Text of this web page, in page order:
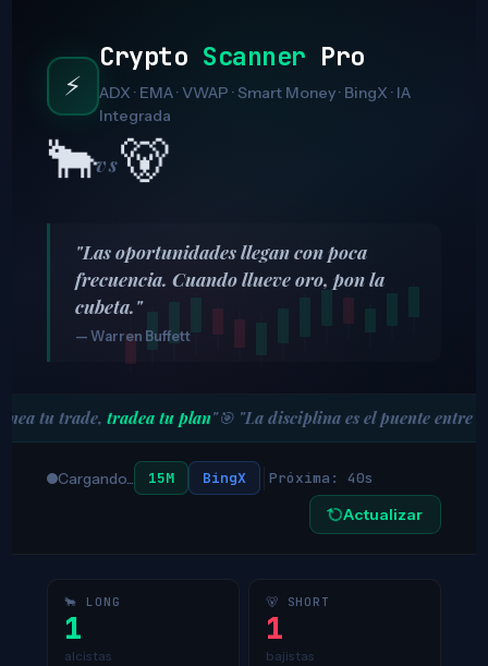
⚡
Crypto Scanner Pro
ADX · EMA · VWAP · Smart Money · BingX · IA
Integrada
🐂vs🐻
"Las oportunidades llegan con poca
frecuencia. Cuando llueve oro, pon la
cubeta."
— Warren Buffett
tu trade, tradea tu plan"🎯 "La disciplina es el puente entre
Cargando... 15M BingX Próxima: 40s
Actualizar
🐂 LONG
1
alcistas
🐻 SHORT
1
bajistas